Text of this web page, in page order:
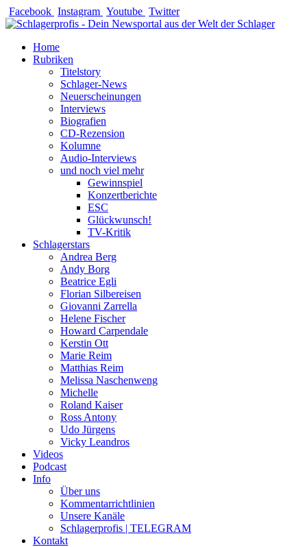
Zum
Inhalt
Facebook Instagram Youtube Twitter
Home
Rubriken
Titelstory
Schlager-News
Neuerscheinungen
Interviews
Biografien
CD-Rezension
Kolumne
Audio-Interviews
und noch viel mehr
Gewinnspiel
Konzertberichte
ESC
Glückwunsch!
TV-Kritik
Schlagerstars
Andrea Berg
Andy Borg
Beatrice Egli
Florian Silbereisen
Giovanni Zarrella
Helene Fischer
Howard Carpendale
Kerstin Ott
Marie Reim
Matthias Reim
Melissa Naschenweng
Michelle
Roland Kaiser
Ross Antony
Udo Jürgens
Vicky Leandros
Videos
Podcast
Info
Über uns
Kommentarrichtlinien
Unsere Kanäle
Schlagerprofis | TELEGRAM
Kontakt